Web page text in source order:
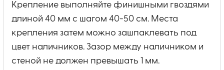
Крепление выполняйте финишными гвоздями
длиной 40 мм с шагом 40-50 см. Места
крепления затем можно зашпаклевать под
цвет наличников. Зазор между наличником и
стеной не должен превышать 1 мм.